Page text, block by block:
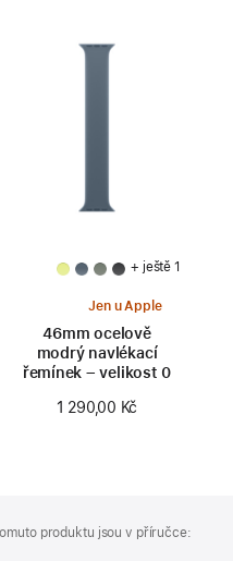
+ ještě 1
Jen u Apple
46mm ocelově
modrý navlékací
řemínek – velikost 0
1 290,00 Kč
produktu jsou v příručce: